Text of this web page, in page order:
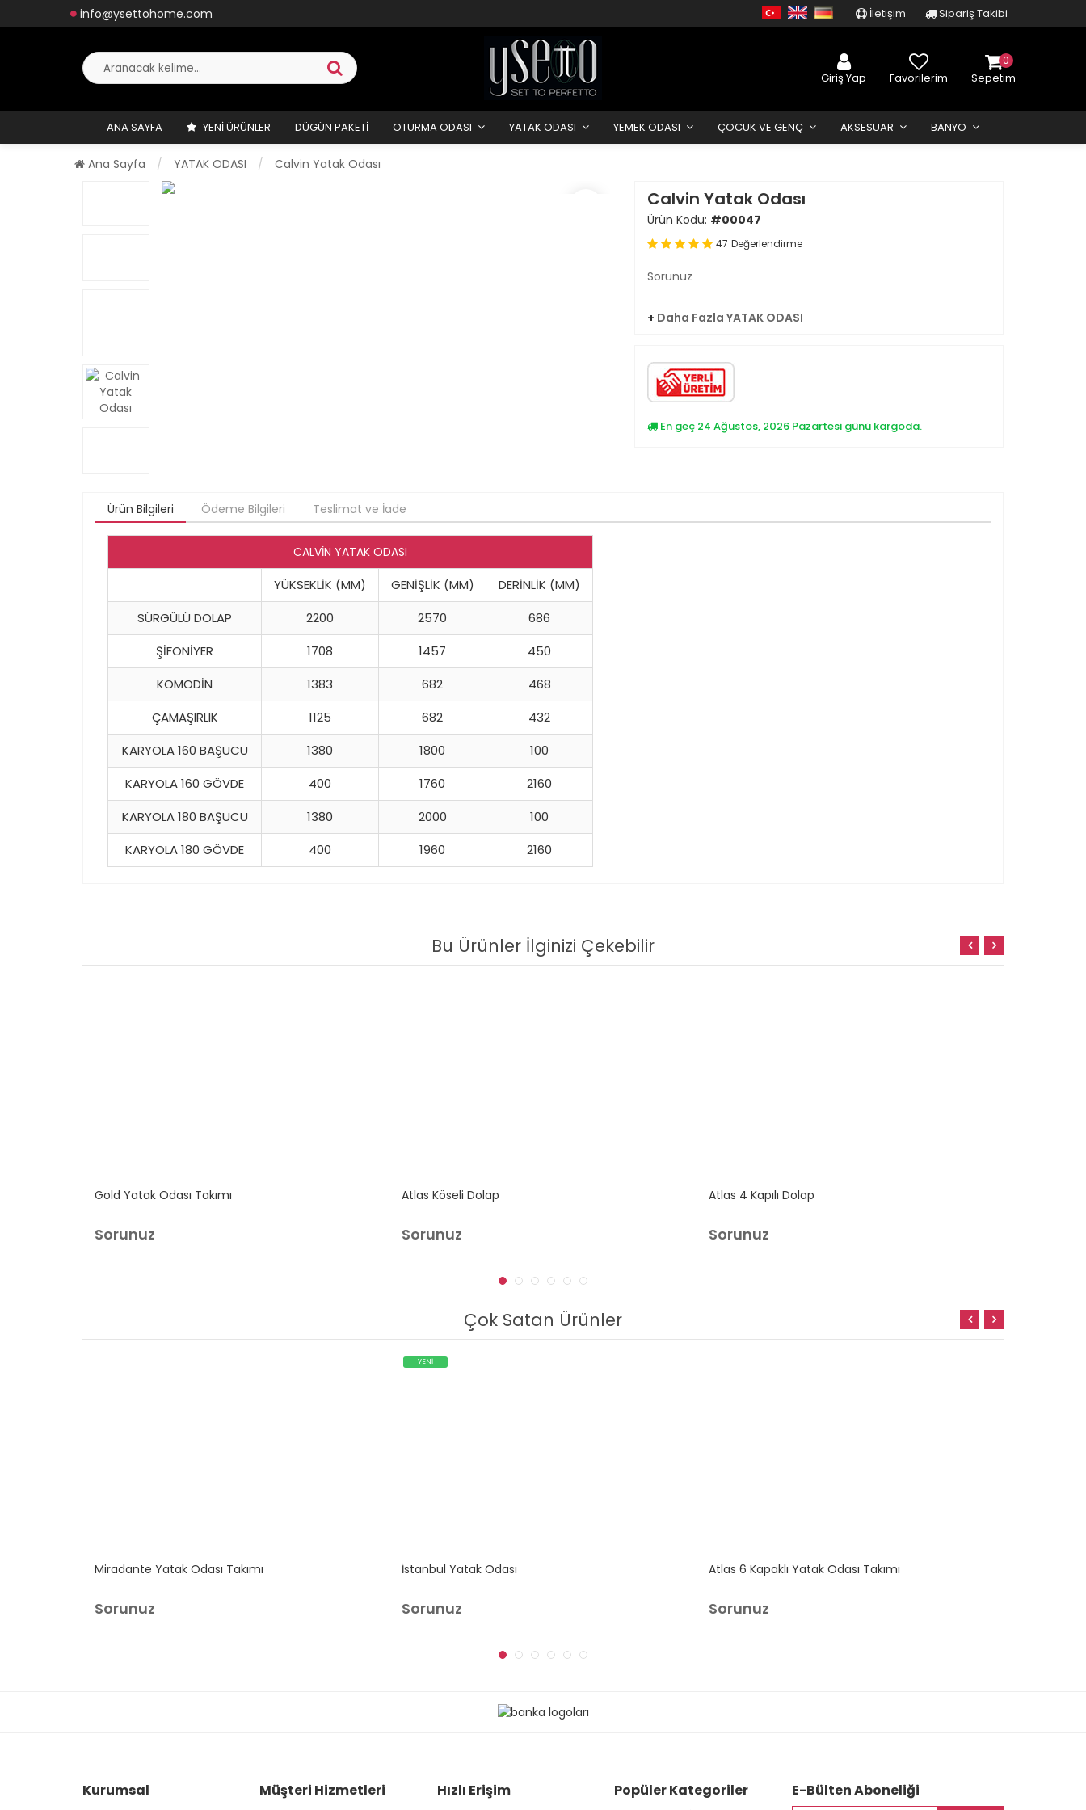
info@ysettohome.com İletişim Sipariş Takibi
Giriş Yap Favorilerim Sepetim
0
ANA SAYFA YENI ÜRÜNLER DÜGÜN PAKETİ OTURMA ODASI YATAK ODASI YEMEK ODASI ÇOCUK VE GENÇ AKSESUAR BANYO
Ana Sayfa YATAK ODASI Calvin Yatak Odası
Calvin Yatak Odası
Ürün Kodu: #00047
47 Değerlendirme
Sorunuz
+ Daha Fazla YATAK ODASI
En geç 24 Ağustos, 2026 Pazartesi günü kargoda.
Ürün Bilgileri Ödeme Bilgileri Teslimat ve İade
CALVİN YATAK ODASI
YÜKSEKLİK (MM) GENİŞLİK (MM)
DERİNLİK (MM)
SÜRGÜLÜ DOLAP
2200 2570
686
ŞİFONİYER
1708 1457
450
KOMODİN
1383 682
468
ÇAMAŞIRLIK
1125 682
432
KARYOLA 160 BAŞUCU
1380 1800
100
KARYOLA 160 GÖVDE
400 1760
2160
KARYOLA 180 BAŞUCU
1380 2000
100
KARYOLA 180 GÖVDE
400 1960 2160
Bu Ürünler İlginizi Çekebilir
Gold Yatak Odası Takımı
Sorunuz
Atlas Köseli Dolap
Sorunuz
Atlas 4 Kapılı Dolap
Sorunuz
Çok Satan Ürünler
Miradante Yatak Odası Takımı
Sorunuz
YENİ
İstanbul Yatak Odası
Sorunuz
Atlas 6 Kapaklı Yatak Odası Takımı
Sorunuz
Kurumsal Müşteri Hizmetleri Hızlı Erişim Popüler Kategoriler E-Bülten Aboneliği